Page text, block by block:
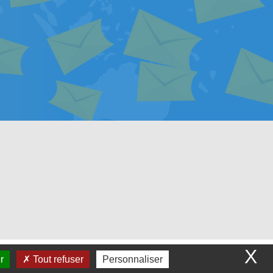
avecWeeCity X
Tout refuser Personnaliser